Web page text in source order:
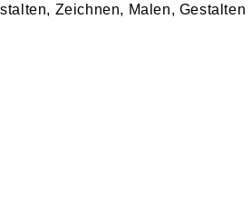
Zeichnen, Malen, Gestalten